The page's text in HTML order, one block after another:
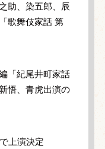
助、染五郎、辰
歌舞伎家話 第
「紀尾井町家話
悟、青虎出演の
上演決定